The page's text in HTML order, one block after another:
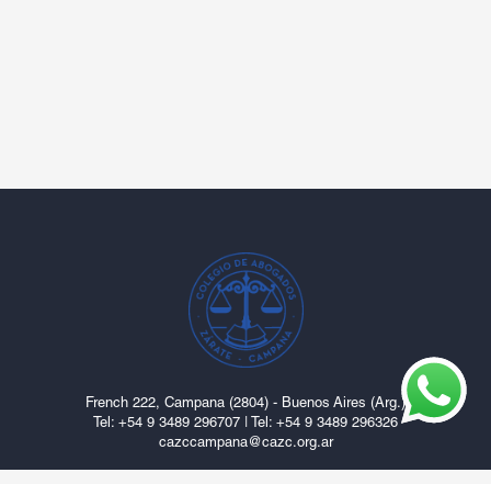
French 222, Campana (2804) - Buenos Aires (Arg.)
Tel: ‎+54 9 3489 296707 | Tel: +54 9 3489 296326
cazccampana@cazc.org.ar